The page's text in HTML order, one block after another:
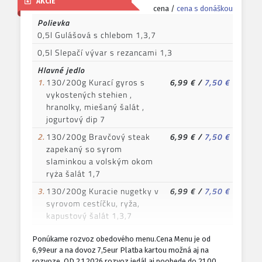
cena / cena s donáškou
Polievka
0,5l Gulášová s chlebom 1,3,7
0,5l Slepačí vývar s rezancami 1,3
Hlavné jedlo
1. 130/200g Kurací gyros s
vykostených stehien ,
hranolky, miešaný šalát ,
jogurtový dip 7
6,99 €/ 7,50 €
2. 130/200g Bravčový steak
zapekaný so syrom
slaminkou a volským okom
ryża šalát 1,7
6,99 €/ 7,50 €
3. 130/200g Kuracie nugetky v
syrovom cestíčku, ryža,
kapustový šalát 1,3,7
6,99 €/ 7,50 €
130/200g Vyprážané
šampiony varené zemniaky,
tatarská omáčka 1,3,7
6,99 € 7,50 €
Ponúkame rozvoz obedového menu.Cena Menu je od
6,99eur a na dovoz 7,5eur Platba kartou možná aj na